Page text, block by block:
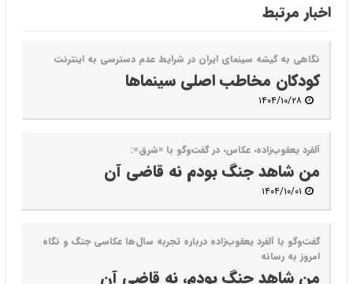
اخبار مرتبط
نگاهی به گیشه سینمای ایران در شرایط عدم دسترسی به اینترنت
کودکان مخاطب اصلی سینماها
۱۴۰۴/۱۰/۲۸
آلفرد یعقوب‌زاده، عکاس، در گفت‌وگو با «شرق»:
من شاهد جنگ بودم نه قاضی آن
۱۴۰۴/۱۰/۰۱
گفت‌وگو با آلفرد یعقوب‌زاده درباره تجربه سال‌ها عکاسی جنگ و نگاه
امروز به رسانه
من شاهد جنگ بودم، نه قاضی آن